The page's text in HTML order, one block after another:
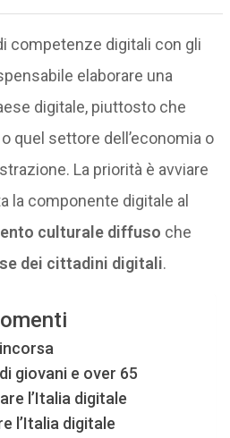
competenze digitali con gli
elaborare una
digitale, piuttosto che
quel settore dell’economia o
La priorità è avviare
la componente digitale al
culturale diffuso che
dei cittadini digitali.
giovani e over 65
l’Italia digitale
l’Italia digitale